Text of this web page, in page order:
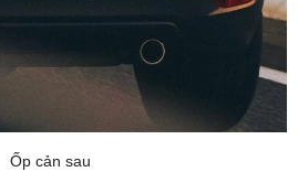
Ốp cản sau